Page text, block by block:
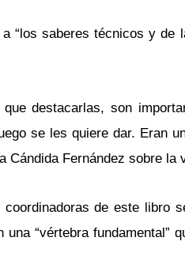
“los saberes técnicos y
que destacarlas, son
se les quiere dar. Eran
Cándida Fernández sobre
de este libro
“vértebra